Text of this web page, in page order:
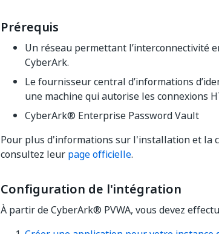
Prérequis
Un réseau permettant l’interconnectivité
CyberArk.
Le fournisseur central d’informations
une machine qui autorise les connexions
CyberArk® Enterprise Password Vault
Pour plus d'informations sur l'installation et la
consultez leur page officielle.
Configuration de l'intégration
À partir de CyberArk® PVWA, vous devez